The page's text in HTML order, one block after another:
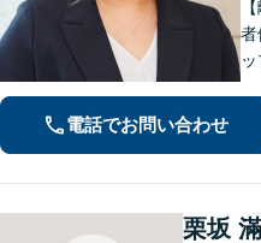
者
電話でお問い合わせ
栗坂 滿